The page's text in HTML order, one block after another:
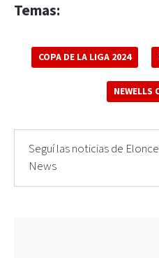
Temas:
COPA DE LA LIGA 2024
NEWELLS
Seguí las noticias de
News